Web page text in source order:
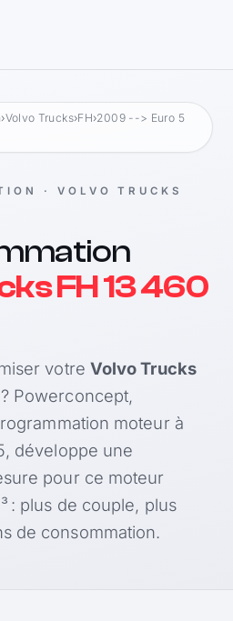
›Volvo Trucks›FH›2009 --> Euro 5
· VOLVO TRUCKS
FH 13 460
votre Volvo Trucks
Powerconcept,
moteur à
développe une
pour ce moteur
: plus de couple, plus
de consommation.